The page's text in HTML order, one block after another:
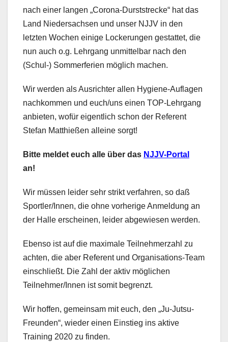
nach einer langen „Corona-Durststrecke“ hat das
Land Niedersachsen und unser NJJV in den
letzten Wochen einige Lockerungen gestattet, die
nun auch o.g. Lehrgang unmittelbar nach den
(Schul-) Sommerferien möglich machen.
Wir werden als Ausrichter allen Hygiene-Auflagen
nachkommen und euch/uns einen TOP-Lehrgang
anbieten, wofür eigentlich schon der Referent
Stefan Matthießen alleine sorgt!
Bitte meldet euch alle über das NJJV-Portal
an!
Wir müssen leider sehr strikt verfahren, so daß
Sportler/Innen, die ohne vorherige Anmeldung an
der Halle erscheinen, leider abgewiesen werden.
Ebenso ist auf die maximale Teilnehmerzahl zu
achten, die aber Referent und Organisations-Team
einschließt. Die Zahl der aktiv möglichen
Teilnehmer/Innen ist somit begrenzt.
Wir hoffen, gemeinsam mit euch, den „Ju-Jutsu-
Freunden“, wieder einen Einstieg ins aktive
Training 2020 zu finden.